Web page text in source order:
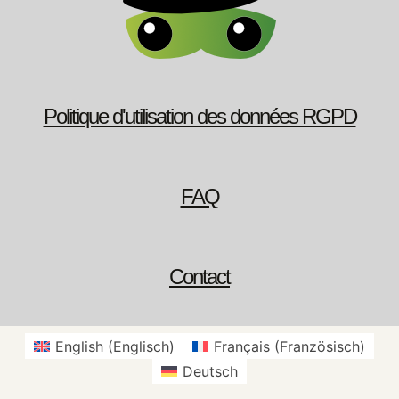
Politique d'utilisation des données RGPD
FAQ
Contact
English (Englisch) Français (Französisch)
Deutsch